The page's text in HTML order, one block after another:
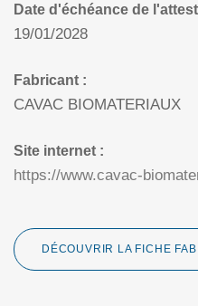
Date d'échéance de
19/01/2028
Fabricant :
CAVAC BIOMATERIAUX
Site internet :
https://www.cavac-
DÉCOUVRIR LA FICHE